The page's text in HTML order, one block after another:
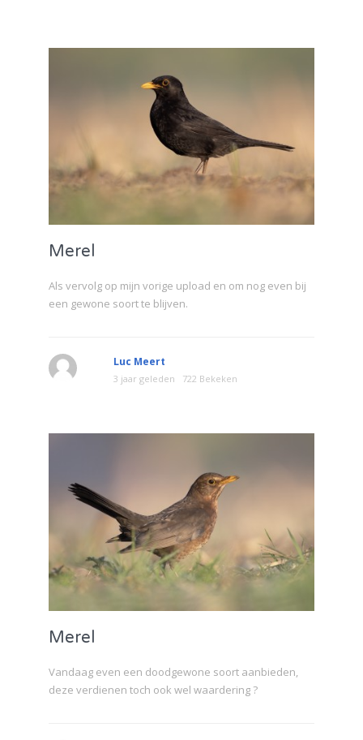
Merel
Als vervolg op mijn vorige upload en om nog even bij
een gewone soort te blijven.
Luc Meert
3 jaar geleden 722 Bekeken
Merel
Vandaag even een doodgewone soort aanbieden,
deze verdienen toch ook wel waardering ?